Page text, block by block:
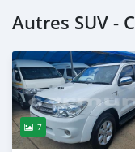
Autres SUV -
7